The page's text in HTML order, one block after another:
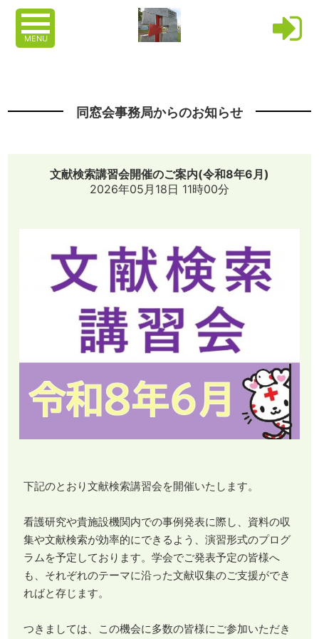
MENU
同窓会事務局からのお知らせ
文献検索講習会開催のご案内(令和8年6月)
2026年05月18日 11時00分
下記のとおり文献検索講習会を開催いたします。
看護研究や貴施設機関内での事例発表に際し、資料の収
集や文献検索が効率的にできるよう、演習形式のプログ
ラムを予定しております。学会でご発表予定の皆様へ
も、それぞれのテーマに沿った文献収集のご支援ができ
ればと存じます。
つきましては、この機会に多数の皆様にご参加いただき